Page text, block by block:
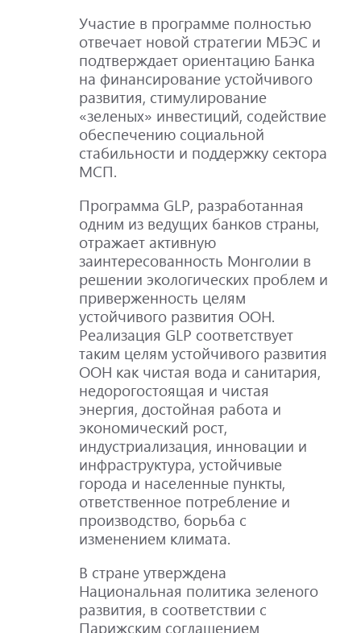
Участие в программе полностью
отвечает новой стратегии МБЭС и
подтверждает ориентацию Банка
на финансирование устойчивого
развития, стимулирование
«зеленых» инвестиций, содействие
обеспечению социальной
стабильности и поддержку сектора
МСП.
Программа GLP, разработанная
одним из ведущих банков страны,
отражает активную
заинтересованность Монголии в
решении экологических проблем и
приверженность целям
устойчивого развития ООН.
Реализация GLP соответствует
таким целям устойчивого развития
ООН как чистая вода и санитария,
недорогостоящая и чистая
энергия, достойная работа и
экономический рост,
индустриализация, инновации и
инфраструктура, устойчивые
города и населенные пункты,
ответственное потребление и
производство, борьба с
изменением климата.
В стране утверждена
Национальная политика зеленого
развития, в соответствии с
Парижским соглашением